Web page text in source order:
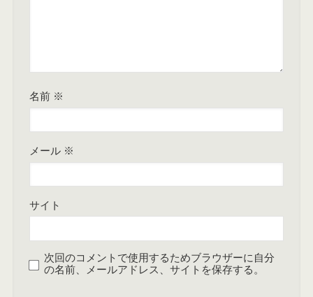
名前 ※
メール ※
サイト
次回のコメントで使用するためブラウザーに自分
の名前、メールアドレス、サイトを保存する。